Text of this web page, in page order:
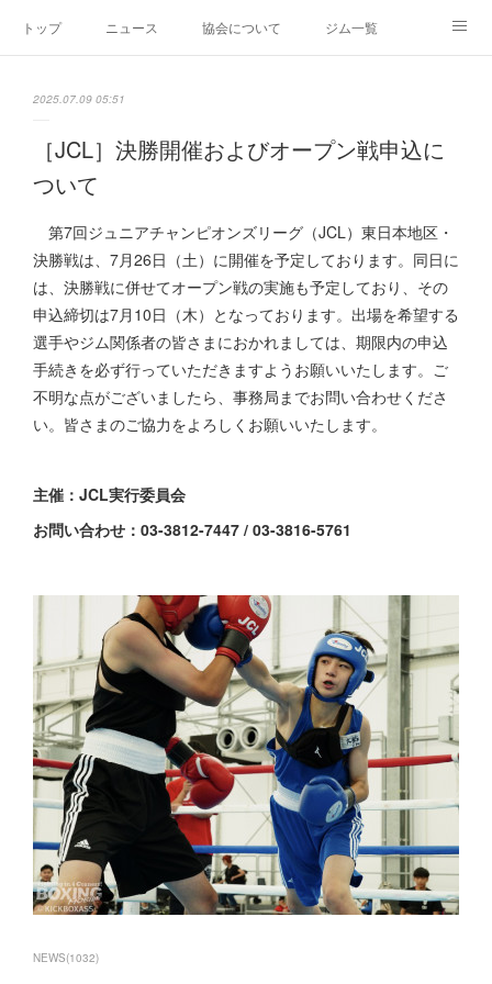
トップ ニュース 協会について ジム一覧
2025.07.09 05:51
［JCL］決勝開催およびオープン戦申込に
ついて
第7回ジュニアチャンピオンズリーグ（JCL）東日本地区・
決勝戦は、7月26日（土）に開催を予定しております。同日に
は、決勝戦に併せてオープン戦の実施も予定しており、その
申込締切は7月10日（木）となっております。出場を希望する
選手やジム関係者の皆さまにおかれましては、期限内の申込
手続きを必ず行っていただきますようお願いいたします。ご
不明な点がございましたら、事務局までお問い合わせくださ
い。皆さまのご協力をよろしくお願いいたします。
主催：JCL実行委員会
お問い合わせ：03-3812-7447 / 03-3816-5761
NEWS(1032)